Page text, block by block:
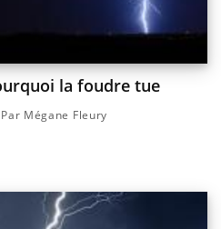
la foudre tue
Par Mégane Fleury